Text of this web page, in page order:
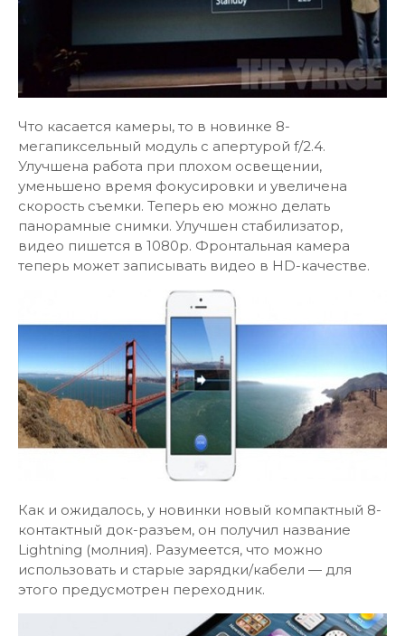
Что касается камеры, то в новинке 8-
мегапиксельный модуль с апертурой f/2.4.
Улучшена работа при плохом освещении,
уменьшено время фокусировки и увеличена
скорость съемки. Теперь ею можно делать
панорамные снимки. Улучшен стабилизатор,
видео пишется в 1080р. Фронтальная камера
теперь может записывать видео в HD-качестве.
Как и ожидалось, у новинки новый компактный 8-
контактный док-разъем, он получил название
Lightning (молния). Разумеется, что можно
использовать и старые зарядки/кабели — для
этого предусмотрен переходник.